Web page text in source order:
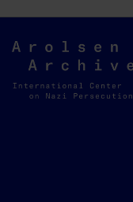
Arolsen
Archives